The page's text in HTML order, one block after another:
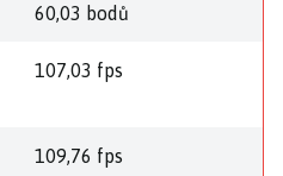
60,03 bodů
107,03 fps
109,76 fps